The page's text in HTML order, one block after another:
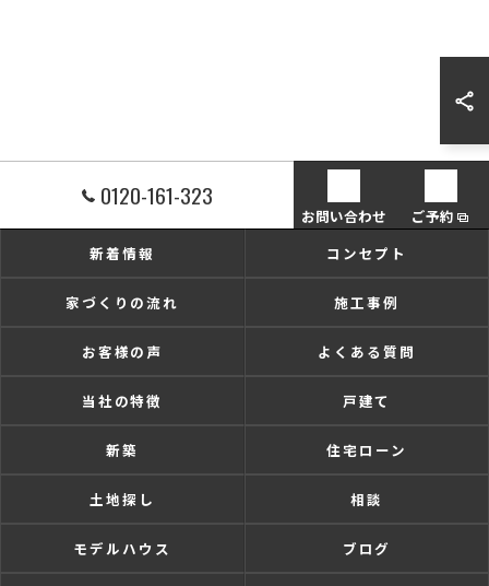
0120-161-323
お問い合わせ
ご予約
新着情報
コンセプト
家づくりの流れ 施工事例
お客様の声 よくある質問
当社の特徴 戸建て
新築 住宅ローン
土地探し 相談
モデルハウス ブログ